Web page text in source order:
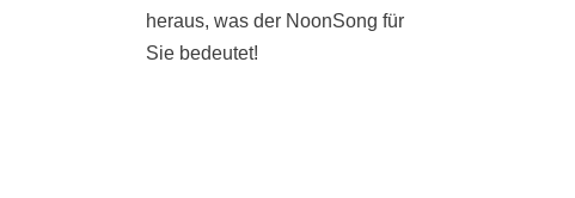
heraus, was der NoonSong für
Sie bedeutet!